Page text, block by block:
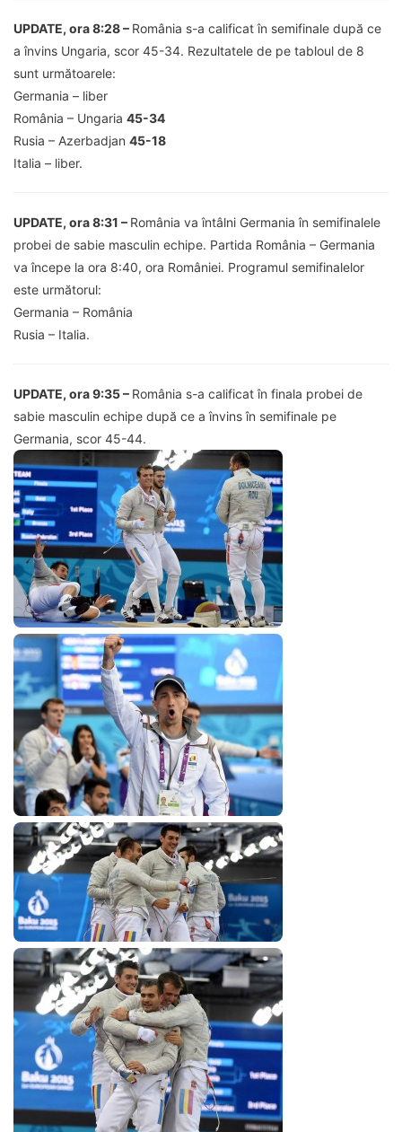
UPDATE, ora 8:28 – România s-a calificat în semifinale după ce
a învins Ungaria, scor 45-34. Rezultatele de pe tabloul de 8
sunt următoarele:
Germania – liber
România – Ungaria 45-34
Rusia – Azerbadjan 45-18
Italia – liber.
UPDATE, ora 8:31 – România va întâlni Germania în semifinalele
probei de sabie masculin echipe. Partida România – Germania
va începe la ora 8:40, ora României. Programul semifinalelor
este următorul:
Germania – România
Rusia – Italia.
UPDATE, ora 9:35 – România s-a calificat în finala probei de
sabie masculin echipe după ce a învins în semifinale pe
Germania, scor 45-44.